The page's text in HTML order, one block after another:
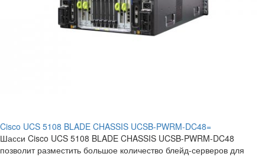
Cisco UCS 5108 BLADE CHASSIS UCSB-PWRM-DC48=
Шасси Cisco UCS 5108 BLADE CHASSIS UCSB-PWRM-DC48
позволит разместить большое количество блейд-серверов для